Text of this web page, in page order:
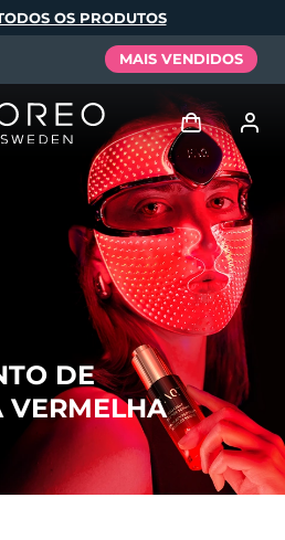
DE
VERMELHA
OS PRODUTOS
MAIS VENDIDOS
Entrar
Perfil de usuário
Meus aparelhos
Meus pedidos
Meus endereços
As minhas subscrições
Tech Elixir
Set
Español
Português
Русский
文 繁體中文